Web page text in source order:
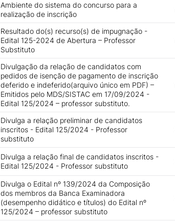
Ambiente do sistema do concurso para a
realização de inscrição
Resultado do(s) recurso(s) de impugnação -
Edital 125-2024 de Abertura – Professor
Substituto
Divulgação da relação de candidatos com
pedidos de isenção de pagamento de inscrição
deferido e indeferido(arquivo único em PDF) –
Emitidos pelo MDS/SISTAC em 17/09/2024 -
Edital 125/2024 – professor substituto.
Divulga a relação preliminar de candidatos
inscritos - Edital 125/2024 - Professor
substituto
Divulga a relação final de candidatos inscritos -
Edital 125/2024 - Professor substituto
Divulga o Edital nº 139/2024 da Composição
dos membros da Banca Examinadora
(desempenho didático e títulos) do Edital nº
125/2024 – professor substituto